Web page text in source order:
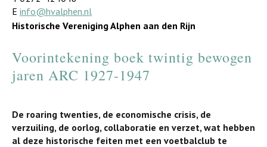
E info@hvalphen.nl
Historische Vereniging Alphen aan den Rijn
Voorintekening boek twintig bewogen
jaren ARC 1927-1947
De roaring twenties, de economische crisis, de
verzuiling, de oorlog, collaboratie en verzet, wat hebben
al deze historische feiten met een voetbalclub te